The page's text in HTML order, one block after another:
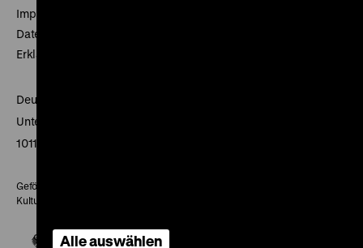
Impressum
Datenschutz
Erklärung digitale Barrierefreiheit
Deutsches Historisches Museum
Unter den Linden 2
10117 Berlin
Gefördert mit Mitteln des Beauftragten der Bundesregierung für
Kultur und Medien
Alle auswählen